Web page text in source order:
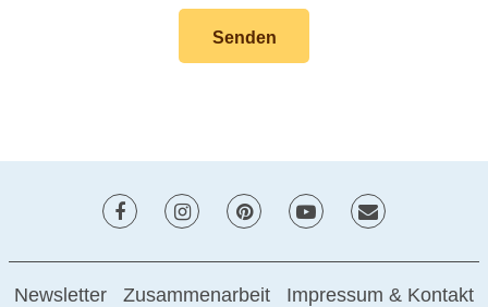
Newsletter Zusammenarbeit
Impressum & Kontakt